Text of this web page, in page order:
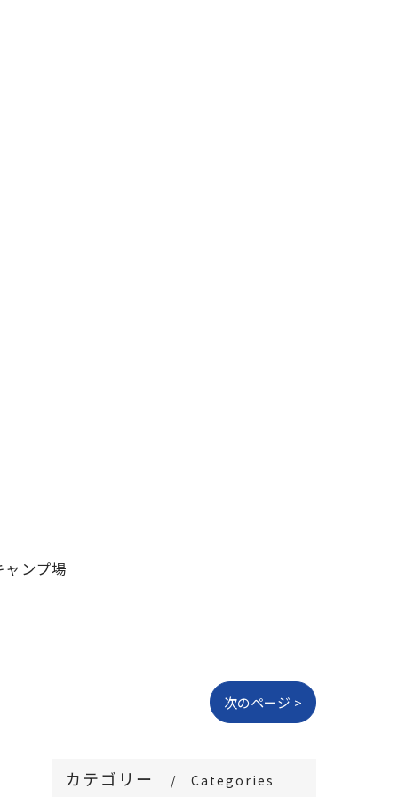
ャンプ場
次のページ >
カテゴリー Categories